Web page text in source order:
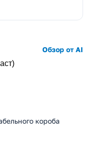
Обзор от AI
короба